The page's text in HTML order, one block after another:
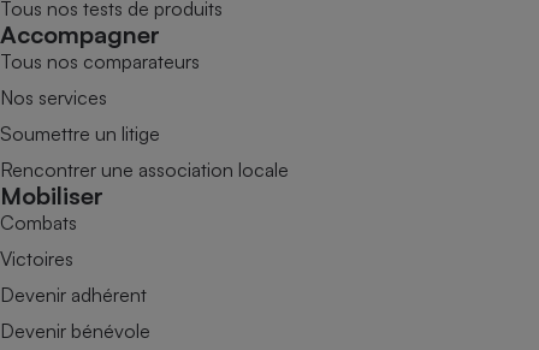
Tous nos tests de produits
Accompagner
Tous nos comparateurs
Nos services
Soumettre un litige
Rencontrer une association locale
Mobiliser
Combats
Victoires
Devenir adhérent
Devenir bénévole